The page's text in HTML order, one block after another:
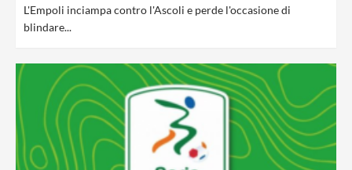
L'Empoli inciampa contro l'Ascoli e perde l'occasione di
blindare...